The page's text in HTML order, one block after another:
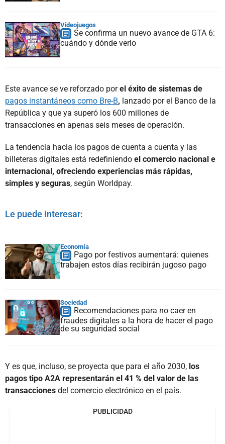
Videojuegos
Se confirma un nuevo avance de GTA 6:
cuándo y dónde verlo
Este avance se ve reforzado porel éxito de sistemas de
pagos instantáneos como Bre-B, lanzado por el Banco de la
República y que ya superó los 600 millones de
transacciones en apenas seis meses de operación.
La tendencia hacia los pagos de cuenta a cuenta y las
billeteras digitales está redefiniendo el comercio nacional e
internacional, ofreciendo experiencias más rápidas,
simples y seguras, según Worldpay.
Le puede interesar:
Economía
Pago por festivos aumentará: quienes
trabajen estos días recibirán jugoso pago
Sociedad
Recomendaciones para no caer en
fraudes digitales a la hora de hacer el pago
de su seguridad social
Y es que, incluso, se proyecta que para el año 2030, los
pagos tipo A2A representarán el 41 % del valor de las
transacciones del comercio electrónico en el país.
PUBLICIDAD